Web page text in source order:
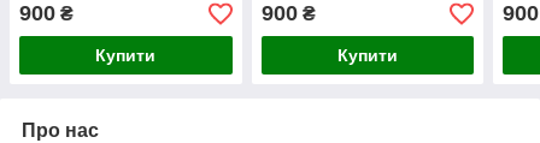
900 ₴
Купити
900₴
Купити
900
Про нас